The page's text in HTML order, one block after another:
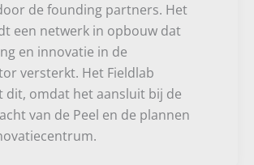
de founding partners. Het
een netwerk in opbouw dat
en innovatie in de
versterkt. Het Fieldlab
dit, omdat het aansluit bij de
van de Peel en de plannen